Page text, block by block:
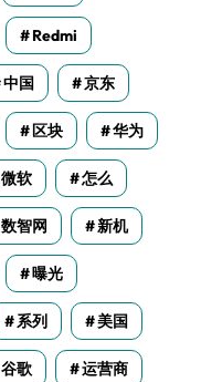
Redmi
中国 京东
区块 华为
微软 怎么
数智网 新机
曝光
系列 美国
谷歌 运营商